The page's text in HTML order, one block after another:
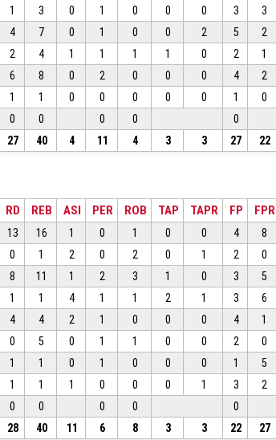
1 3 0 1 0 0 0 3 3
4 7 0 1 0 0 2 5 2
2 4 1 1 1 1 0 2 1
6 8 0 2 0 0 0 4 2
1 1 0 0 0 0 0 1 0
0 0 0 0 0
27 40 4 11 4 3 3 27 22
RD REB ASI PER ROB TAP TAPR FP FPR
13 16 1 0 1 0 0 4 8
0 1 2 0 2 0 1 2 0
8 11 1 2 3 1 0 3 5
1 1 4 1 1 2 1 3 6
4 4 2 1 0 0 0 4 1
0 5 0 1 1 0 0 2 0
1 1 0 1 0 0 0 1 5
1 1 1 0 0 0 1 3 2
0 0 0 0 0
28 40 11 6 8 3 3 22 27